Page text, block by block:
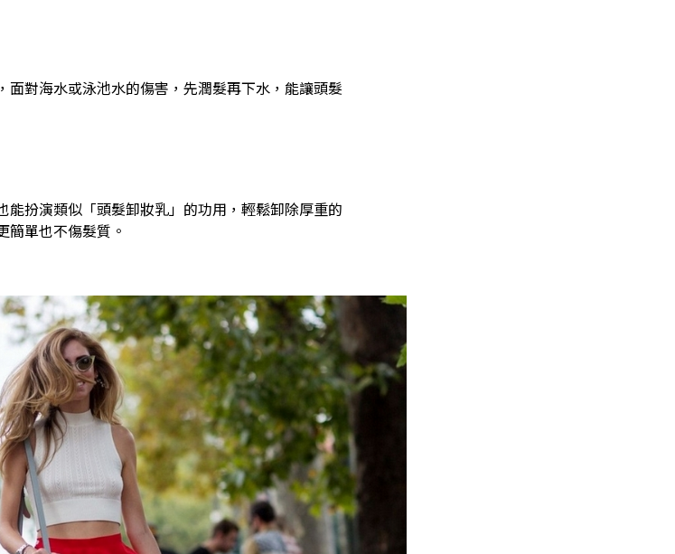
面對海水或泳池水的傷害，先潤髮再下水，能讓頭髮
能扮演類似「頭髮卸妝乳」的功用，輕鬆卸除厚重的
簡單也不傷髮質。